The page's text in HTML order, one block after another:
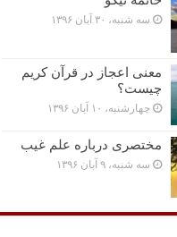
سه شنبه، ۳۰ آبان ۱۳۹۶
معنی اعجاز در قرآن کریم
چیست؟
چهارشنبه، ۱۰ آبان ۱۳۹۶
مختصرى درباره علم غیب
سه شنبه، ۹ آبان ۱۳۹۶